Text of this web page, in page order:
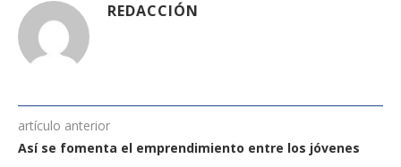
REDACCIÓN
artículo anterior
Así se fomenta el emprendimiento entre los jóvenes